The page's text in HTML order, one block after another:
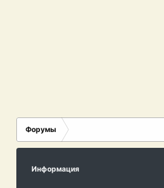
Форумы
Информация